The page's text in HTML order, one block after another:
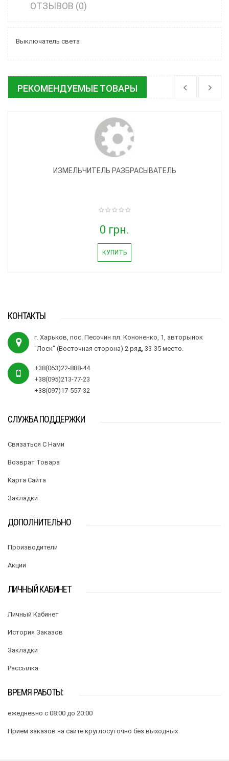
ОТЗЫВОВ (0)
Выключатель света
РЕКОМЕНДУЕМЫЕ ТОВАРЫ
ИЗМЕЛЬЧИТЕЛЬ РАЗБРАСЫВАТЕЛЬ
0 грн.
КУПИТЬ
КОНТАКТЫ
г. Харьков, пос. Песочин пл. Кононенко, 1, авторынок
"Лоск" (Восточная сторона) 2 ряд, 33-35 место.
+38(063)22-888-44
+38(095)213-77-23
+38(097)17-557-32
СЛУЖБА ПОДДЕРЖКИ
Связаться С Нами
Возврат Товара
Карта Сайта
Закладки
ДОПОЛНИТЕЛЬНО
Производители
Акции
ЛИЧНЫЙ КАБИНЕТ
Личный Кабинет
История Заказов
Закладки
Рассылка
ВРЕМЯ РАБОТЫ:
ежедневно с 08:00 до 20:00
Прием заказов на сайте круглосуточно без выходных